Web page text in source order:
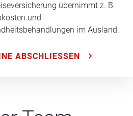
übernimmt z. B.
und
im Ausland.
ABSCHLIESSEN